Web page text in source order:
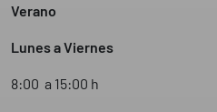
Verano
Lunes a Viernes
8:00 a 15:00 h